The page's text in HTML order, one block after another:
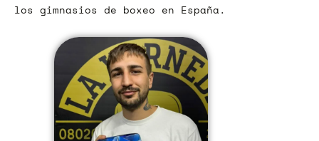
los gimnasios de boxeo en España.